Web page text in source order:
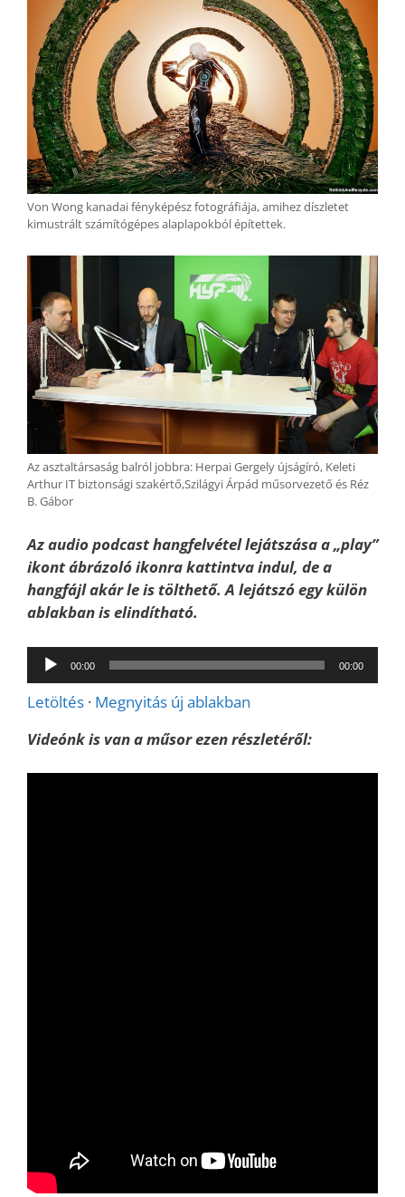
Von Wong kanadai fényképész fotográfiája, amihez díszletet
kimustrált számítógépes alaplapokból építettek.
Az asztaltársaság balról jobbra: Herpai Gergely újságíró, Keleti
Arthur IT biztonsági szakértő,Szilágyi Árpád műsorvezető és Réz
B. Gábor
Az audio podcast hangfelvétel lejátszása a „play”
ikont ábrázoló ikonra kattintva indul, de a
hangfájl akár le is tölthető. A lejátszó egy külön
ablakban is elindítható.
Audió
lejátszó
00:00 00:00
Letöltés · Megnyitás új ablakban
Videónk is van a műsor ezen részletéről: